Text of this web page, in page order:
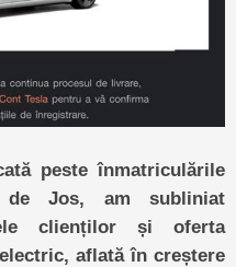
peste înmatriculările
Jos, am subliniat
clienților și oferta
aflată în creștere